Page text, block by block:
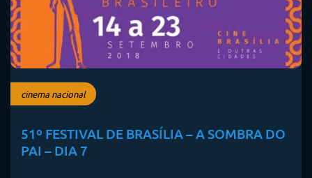
cinema nacional
51º FESTIVAL DE BRASÍLIA – A SOMBRA DO
PAI – DIA 7